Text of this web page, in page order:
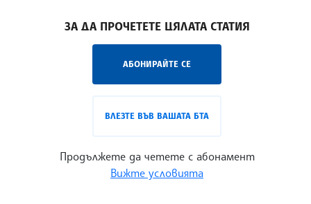
ЗА ДА ПРОЧЕТЕТЕ ЦЯЛАТА СТАТИЯ
АБОНИРАЙТЕ СЕ
ВЛЕЗТЕ ВЪВ ВАШАТА БТА
Продължете да четете с абонамент
Вижте условията